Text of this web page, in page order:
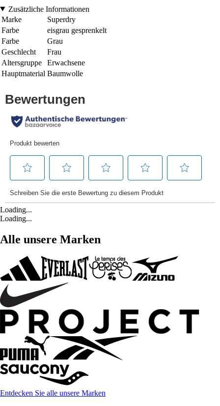
Zusätzliche Informationen
Marke
Superdry
Farbe
eisgrau gesprenkelt
Farbe
Grau
Geschlecht
Frau
Altersgruppe
Erwachsene
Hauptmaterial Baumwolle
Loading...
Loading...
Alle unsere Marken
Entdecken Sie alle unsere Marken